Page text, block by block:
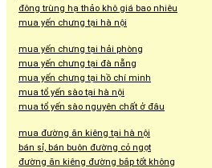
đông trùng hạ thảo khô giá bao nhiêu
mua yến chưng tại hà nội
mua yến chưng tại hải phòng
mua yến chưng tại đà nẵng
mua yến chưng tại hồ chí minh
mua tổ yến sào tại hà nội
mua tổ yến sào nguyên chất ở đâu
mua đường ăn kiêng tại hà nội
bán sỉ, bán buôn đường cỏ ngọt
đường ăn kiêng đường bắp tốt không